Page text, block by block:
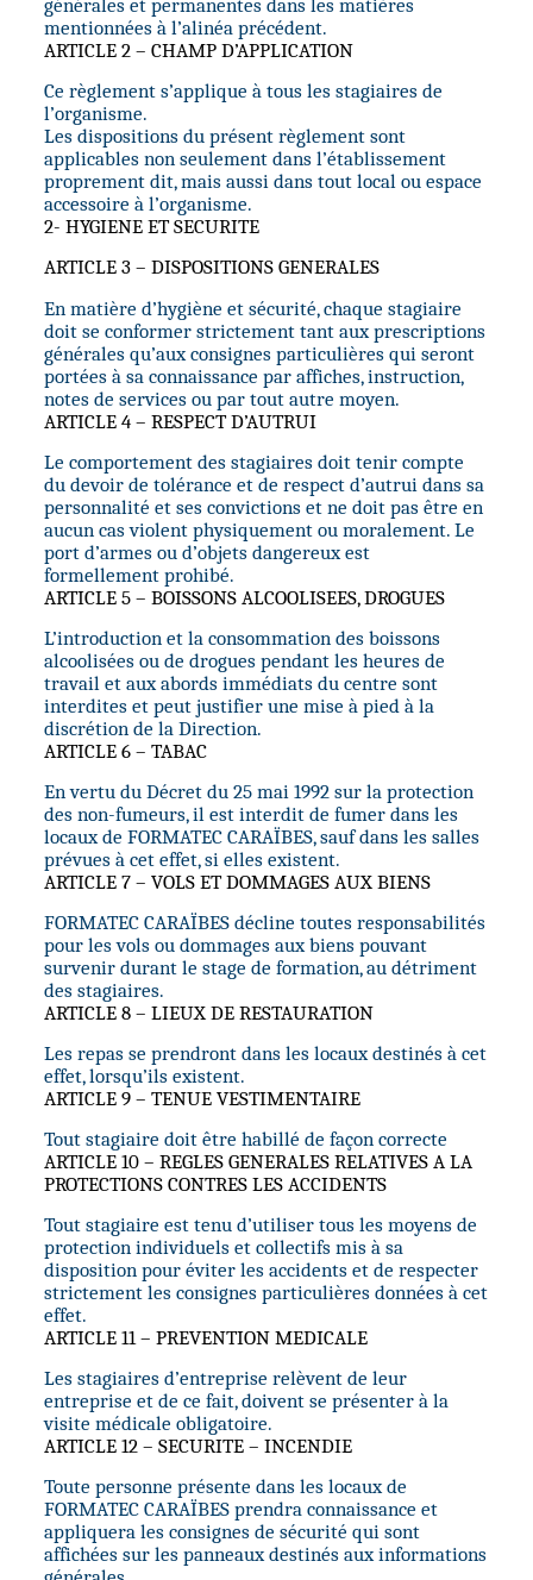
générales et permanentes dans les matières
mentionnées à l’alinéa précédent.
ARTICLE 2 – CHAMP D’APPLICATION
Ce règlement s’applique à tous les stagiaires de
l’organisme.
Les dispositions du présent règlement sont
applicables non seulement dans l’établissement
proprement dit, mais aussi dans tout local ou espace
accessoire à l’organisme.
2- HYGIENE ET SECURITE
ARTICLE 3 – DISPOSITIONS GENERALES
En matière d’hygiène et sécurité, chaque stagiaire
doit se conformer strictement tant aux prescriptions
générales qu’aux consignes particulières qui seront
portées à sa connaissance par affiches, instruction,
notes de services ou par tout autre moyen.
ARTICLE 4 – RESPECT D’AUTRUI
Le comportement des stagiaires doit tenir compte
du devoir de tolérance et de respect d’autrui dans sa
personnalité et ses convictions et ne doit pas être en
aucun cas violent physiquement ou moralement. Le
port d’armes ou d’objets dangereux est
formellement prohibé.
ARTICLE 5 – BOISSONS ALCOOLISEES, DROGUES
L’introduction et la consommation des boissons
alcoolisées ou de drogues pendant les heures de
travail et aux abords immédiats du centre sont
interdites et peut justifier une mise à pied à la
discrétion de la Direction.
ARTICLE 6 – TABAC
En vertu du Décret du 25 mai 1992 sur la protection
des non-fumeurs, il est interdit de fumer dans les
locaux de FORMATEC CARAÏBES, sauf dans les salles
prévues à cet effet, si elles existent.
ARTICLE 7 – VOLS ET DOMMAGES AUX BIENS
FORMATEC CARAÏBES décline toutes responsabilités
pour les vols ou dommages aux biens pouvant
survenir durant le stage de formation, au détriment
des stagiaires.
ARTICLE 8 – LIEUX DE RESTAURATION
Les repas se prendront dans les locaux destinés à cet
effet, lorsqu’ils existent.
ARTICLE 9 – TENUE VESTIMENTAIRE
Tout stagiaire doit être habillé de façon correcte
ARTICLE 10 – REGLES GENERALES RELATIVES A LA
PROTECTIONS CONTRES LES ACCIDENTS
Tout stagiaire est tenu d’utiliser tous les moyens de
protection individuels et collectifs mis à sa
disposition pour éviter les accidents et de respecter
strictement les consignes particulières données à cet
effet.
ARTICLE 11 – PREVENTION MEDICALE
Les stagiaires d’entreprise relèvent de leur
entreprise et de ce fait, doivent se présenter à la
visite médicale obligatoire.
ARTICLE 12 – SECURITE – INCENDIE
Toute personne présente dans les locaux de
FORMATEC CARAÏBES prendra connaissance et
appliquera les consignes de sécurité qui sont
affichées sur les panneaux destinés aux informations